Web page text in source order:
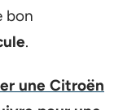
bon
.
une Citroën